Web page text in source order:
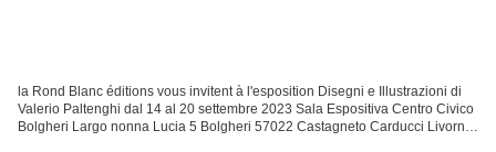
la Rond Blanc éditions vous invitent à l'esposition Disegni e Illustrazioni di
Valerio Paltenghi dal 14 al 20 settembre 2023 Sala Espositiva Centro Civico
Bolgheri Largo nonna Lucia 5 Bolgheri 57022 Castagneto Carducci Livorno